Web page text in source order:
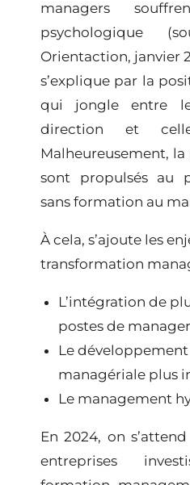
managers
psychologique
Orientaction, janvier
s’explique par la
qui jongle entre
direction et
Malheureusement,
sont propulsés au
sans formation au
À cela, s’ajoute les
transformation
L’intégration de
postes de
Le
managériale plus
Le management
En 2024, on
entreprises